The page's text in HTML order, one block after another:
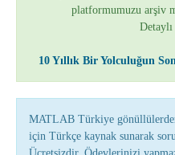
platformumuzu arşiv
10 Yıllık Bir Yolculuğun
MATLAB Türkiye
için Türkçe kaynak sunarak